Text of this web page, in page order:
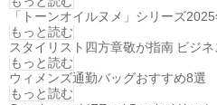
「トーンオイルヌメ」シリーズ
もっと読む
スタイリスト四方章敬が指南 ビジ
もっと読む
ウィメンズ通勤バッグおすすめ8選
もっと読む